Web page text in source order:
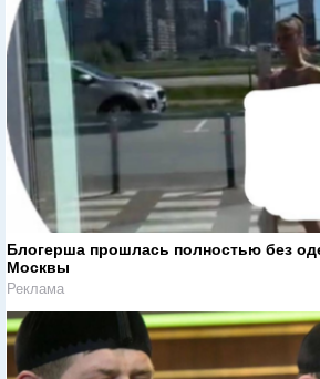
Блогерша прошлась полностью без
Москвы
Реклама